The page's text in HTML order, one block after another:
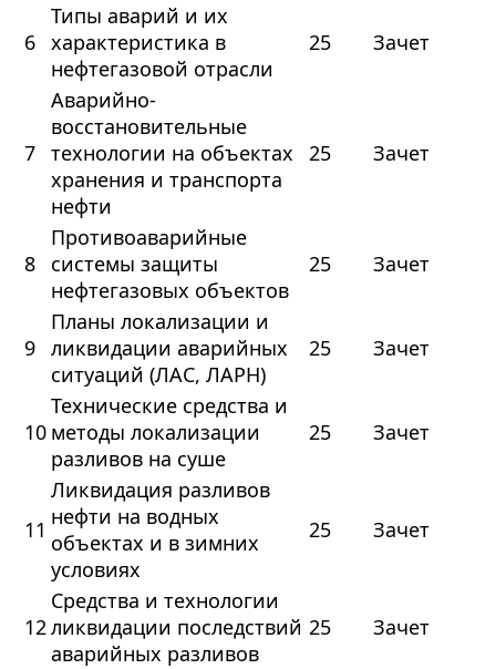
6
Типы аварий и их
характеристика в
нефтегазовой отрасли
25 Зачет
7
Аварийно-
восстановительные
технологии на объектах
хранения и транспорта
нефти
25 Зачет
8
Противоаварийные
системы защиты
нефтегазовых объектов
25 Зачет
9
Планы локализации и
ликвидации аварийных
ситуаций (ЛАС, ЛАРН)
25 Зачет
10
Технические средства и
методы локализации
разливов на суше
25 Зачет
11
Ликвидация разливов
нефти на водных
объектах и в зимних
условиях
25 Зачет
12
Средства и технологии
ликвидации последствий
аварийных разливов
25 Зачет